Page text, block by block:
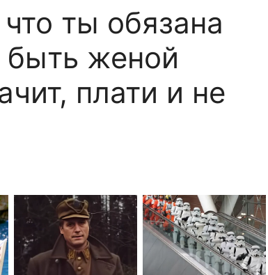
ты обязана
быть женой
плати и не